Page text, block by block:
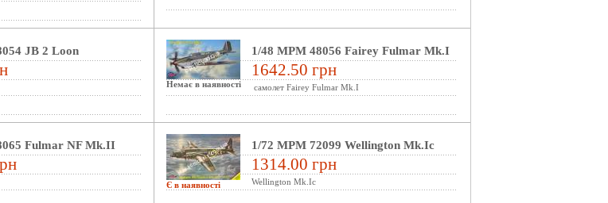
JB 2 Loon
Немає в наявності
1/48 MPM 48056 Fairey Fulmar Mk.I
1642.50 грн
самолет Fairey Fulmar Mk.I
Fulmar NF Mk.II
Є в наявності
1/72 MPM 72099 Wellington Mk.Ic
1314.00 грн
Wellington Mk.Ic